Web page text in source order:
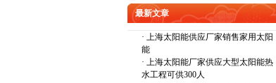
最新文章
· 上海太阳能供应厂家销售家用太阳
能
· 上海太阳能厂家供应大型太阳能热
水工程可供300人